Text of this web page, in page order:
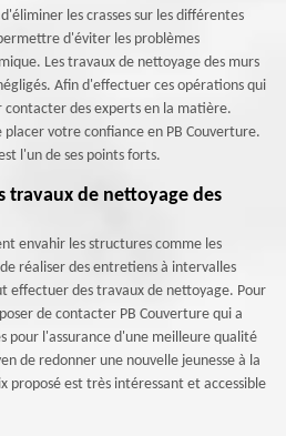
les crasses sur les différentes
d'éviter les problèmes
Les travaux de nettoyage des murs
Afin d'effectuer ces opérations qui
des experts en la matière.
votre confiance en PB Couverture.
l'un de ses points forts.
travaux de nettoyage des
envahir les structures comme les
réaliser des entretiens à intervalles
effectuer des travaux de nettoyage. Pour
de contacter PB Couverture qui a
pour l'assurance d'une meilleure qualité
de redonner une nouvelle jeunesse à la
proposé est très intéressant et accessible